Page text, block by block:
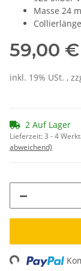
Masse 24
59,00 €
inkl. 19% USt. ,
2 Auf Lager
Lieferzeit:3 - 4
abweichend)